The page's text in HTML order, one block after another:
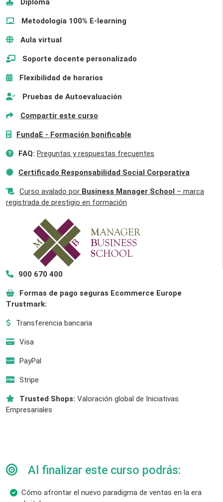
Diploma
Metodología 100% E-learning
Aula virtual
Soporte docente personalizado
Flexibilidad de horarios
Pruebas de Autoevaluación
Compartir este curso
FundaE - Formación bonificable
FAQ: Preguntas y respuestas frecuentes
Certificado Responsabilidad Social Corporativa
Curso avalado por Business Manager School – marca
registrada de prestigio en formación
900 670 400
Formas de pago seguras Ecommerce Europe
Trustmark:
Transferencia bancaria
Visa
PayPal
Stripe
Trusted Shops: Valoración global de Iniciativas
Empresariales
Al finalizar este curso podrás:
Cómo afrontar el nuevo paradigma de ventas en la era